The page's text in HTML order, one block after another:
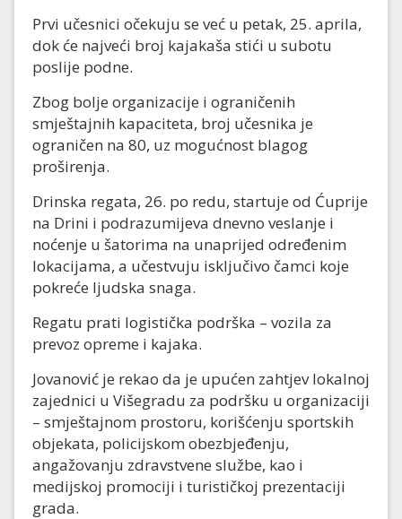
Prvi učesnici očekuju se već u petak, 25. aprila,
dok će najveći broj kajakaša stići u subotu
poslije podne.
Zbog bolje organizacije i ograničenih
smještajnih kapaciteta, broj učesnika je
ograničen na 80, uz mogućnost blagog
proširenja.
Drinska regata, 26. po redu, startuje od Ćuprije
na Drini i podrazumijeva dnevno veslanje i
noćenje u šatorima na unaprijed određenim
lokacijama, a učestvuju isključivo čamci koje
pokreće ljudska snaga.
Regatu prati logistička podrška – vozila za
prevoz opreme i kajaka.
Jovanović je rekao da je upućen zahtjev lokalnoj
zajednici u Višegradu za podršku u organizaciji
– smještajnom prostoru, korišćenju sportskih
objekata, policijskom obezbjeđenju,
angažovanju zdravstvene službe, kao i
medijskoj promociji i turističkoj prezentaciji
grada.